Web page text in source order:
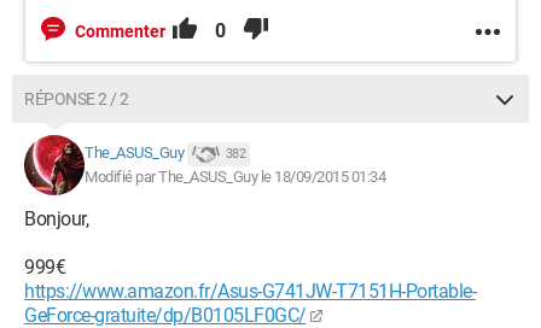
Commenter 0
RÉPONSE 2 / 2
The_ASUS_Guy 382
Modifié par The_ASUS_Guy le 18/09/2015 01:34
Bonjour,
999€
https://www.amazon.fr/Asus-G741JW-T7151H-Portable-
GeForce-gratuite/dp/B0105LF0GC/